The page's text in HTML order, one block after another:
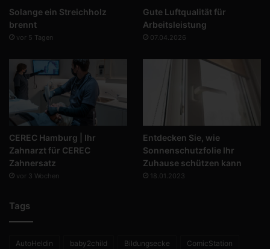
Solange ein Streichholz
brennt
vor 5 Tagen
Gute Luftqualität für
Arbeitsleistung
07.04.2026
CEREC Hamburg | Ihr
Zahnarzt für CEREC
Zahnersatz
vor 3 Wochen
Entdecken Sie, wie
Sonnenschutzfolie Ihr
Zuhause schützen kann
18.01.2023
Tags
AutoHeldin baby2child Bildungsecke ComicStation